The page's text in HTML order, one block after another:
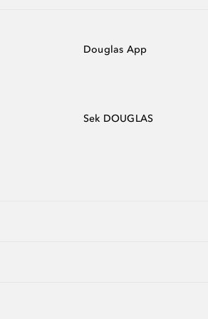
Douglas App
Sek DOUGLAS